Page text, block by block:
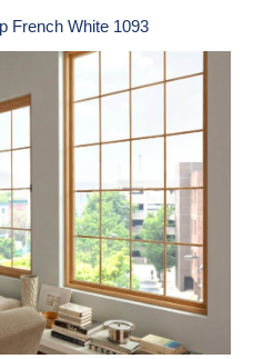
French White 1093